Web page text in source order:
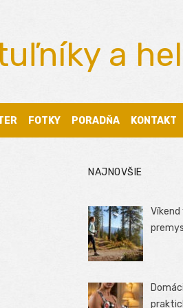
a
FOTKY PORADŇA KONTAKT
NAJNOVŠIE
Víkend